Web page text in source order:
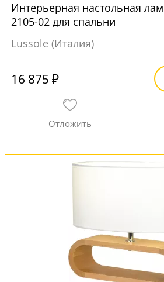
Интерьерная настольная
2105-02 для спальни
Lussole (Италия)
16 875 ₽